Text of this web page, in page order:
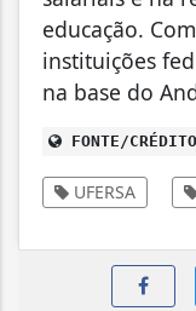
educação.
instituições
na base do
FONTE/
UFERSA